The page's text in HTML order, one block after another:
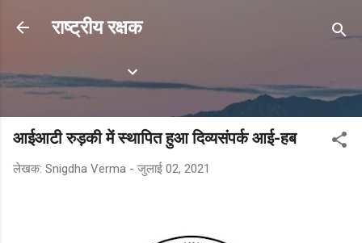
सीधे मुख्य सामग्री पर जाएं
राष्ट्रीय रक्षक
Labels
आईआटी रुड़की में स्थापित हुआ दिव्यसंपर्क आई-हब
लेखक: Snigdha Verma - जुलाई 02, 2021